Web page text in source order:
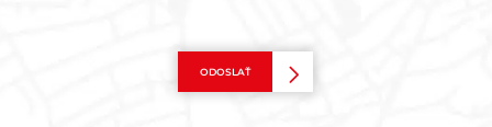
ODOSLAŤ